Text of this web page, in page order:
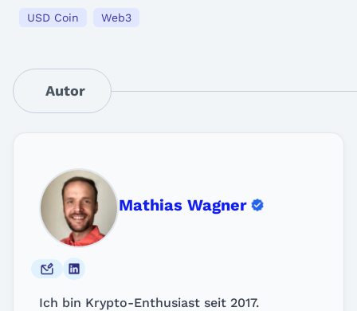
USD Coin Web3
Autor
Mathias Wagner
Ich bin Krypto-Enthusiast seit 2017.